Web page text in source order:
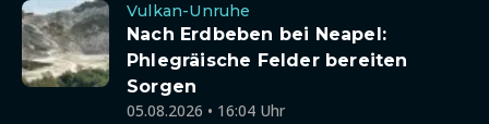
Vulkan-Unruhe
Nach Erdbeben bei Neapel:
Phlegräische Felder bereiten
Sorgen
05.08.2026 • 16:04 Uhr